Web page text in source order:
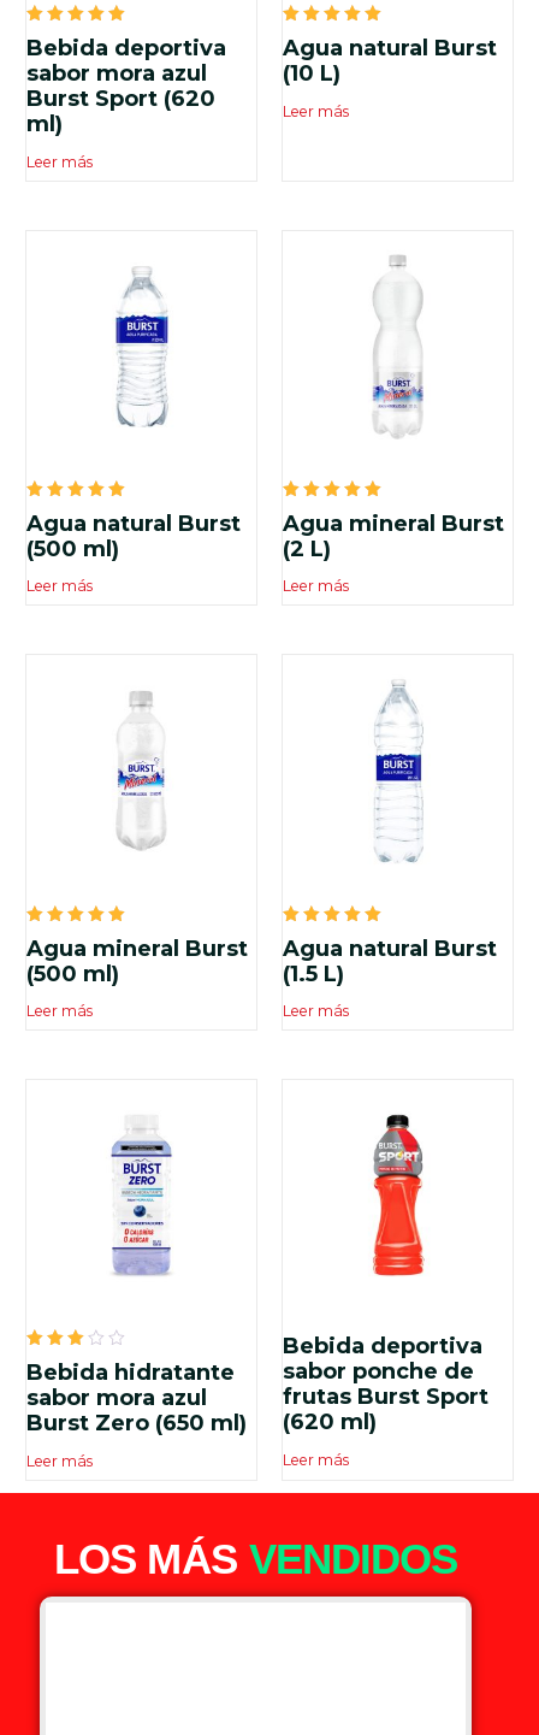
Valorado
en
5.00
de 5
Bebida deportiva
sabor mora azul
Burst Sport (620
ml)
Leer más
Valorado
en
5.00
de 5
Agua natural Burst
(10 L)
Leer más
en
5.00
de 5
Agua natural Burst
(500 ml)
Leer más
en
5.00
de 5
Agua mineral Burst
(2 L)
Leer más
en
5.00
de 5
Agua mineral Burst
(500 ml)
Leer más
en
5.00
de 5
Agua natural Burst
(1.5 L)
Leer más
Valorado
en
3.00
de 5
Bebida hidratante
sabor mora azul
Burst Zero (650 ml)
Leer más
Bebida deportiva
sabor ponche de
frutas Burst Sport
(620 ml)
Leer más
LOS MÁS VENDIDOS